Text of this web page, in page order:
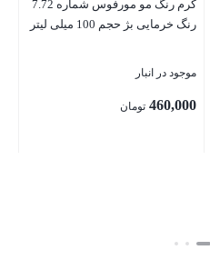
کرم رنگ مو مورفوس شماره 7.72
رنگ خرمایی بژ حجم 100 میلی لیتر
موجود در انبار
460,000 تومان